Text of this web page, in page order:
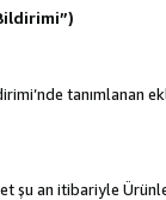
şu an itibariyle